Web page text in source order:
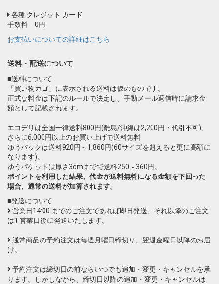
各種 クレジット カード
手数料 0円
お支払いについての詳細はこちら
送料・配送について
■送料について
「買い物カゴ」に表示される送料は仮のものです。
正式な料金は下記のルールで決定し、手動メール返信時に請求金
額として記載されます。
エコデリは全国一律送料800円(離島/沖縄は2,200円・代引不可)、
さらに6,000円以上のお買い上げで送料無料
ゆうパックは送料920円～1,860円(60サイズを超えると更に高額に
なります)。
ゆうパケットは厚さ3cmまでで送料250～360円。
ポイントを利用した結果、代金が送料無料になる金額を下回った
場合、通常の送料が加算されます。
■発送について
営業日14:00 までのご注文であれば即日発送、それ以降のご注文
は1 営業日後に発送いたします。
通常商品の予約注文は毎週月曜日締切り、翌週金曜日以降のお届
け。
予約注文は締切日の前ならいつでも追加・変更・キャンセルを承
ります。しかしながら、締切日以降の追加・変更・キャンセルは